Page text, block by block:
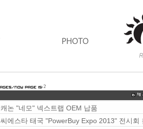
2
캐논 "네모" 넥스트랩 OEM 납품
씨에스타 태국 "PowerBuy Expo 2013" 전시회